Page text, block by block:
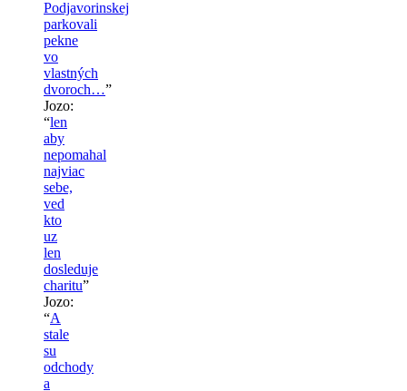
Podjavorinskej
parkovali
pekne
vo
vlastných
dvoroch…”
Jozo:
“len
aby
nepomahal
najviac
sebe,
ved
kto
uz
len
dosleduje
charitu”
Jozo:
“A
stale
su
odchody
a